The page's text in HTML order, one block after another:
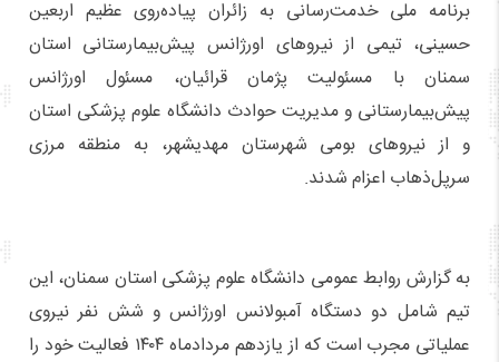
برنامه‌ ملی خدمت‌رسانی به زائران پیاده‌روی عظیم اربعین
حسینی، تیمی از نیروهای اورژانس پیش‌بیمارستانی استان
سمنان با مسئولیت پژمان قرائیان، مسئول اورژانس
پیش‌بیمارستانی و مدیریت حوادث دانشگاه علوم پزشکی استان
و از نیروهای بومی شهرستان مهدیشهر، به منطقه مرزی
سرپل‌ذهاب اعزام شدند.
به گزارش روابط عمومی دانشگاه علوم پزشکی استان سمنان، این
تیم شامل دو دستگاه آمبولانس اورژانس و شش نفر نیروی
عملیاتی مجرب است که از یازدهم مردادماه ۱۴۰۴ فعالیت خود را